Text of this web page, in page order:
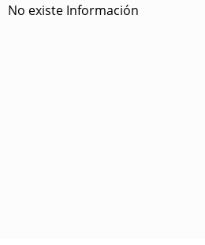
No existe Información